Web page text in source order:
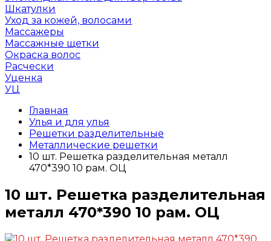
Шкатулки
Уход за кожей, волосами
Массажеры
Массажные щетки
Окраска волос
Расчески
Уценка
УЦ
Главная
Улья и для улья
Решетки разделительные
Металлические решетки
10 шт. Решетка разделительная металл
470*390 10 рам. ОЦ
10 шт. Решетка разделительная
металл 470*390 10 рам. ОЦ